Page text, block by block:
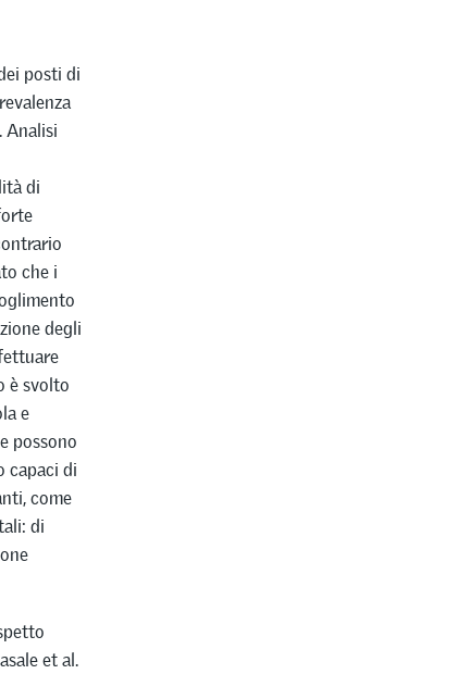
posti di
Analisi
di
che i
degli
è svolto
e
possono
capaci di
come
di
et al.